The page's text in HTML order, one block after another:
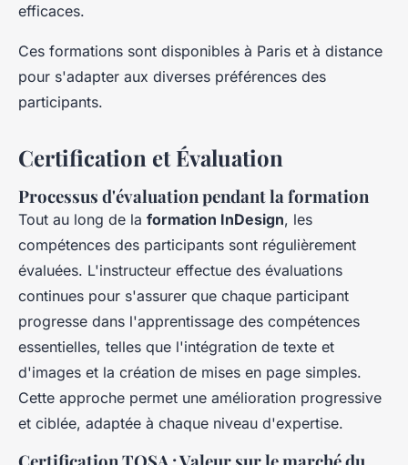
efficaces.
Ces formations sont disponibles à Paris et à distance
pour s'adapter aux diverses préférences des
participants.
Certification et Évaluation
Processus d'évaluation pendant la formation
Tout au long de la formation InDesign, les
compétences des participants sont régulièrement
évaluées. L'instructeur effectue des évaluations
continues pour s'assurer que chaque participant
progresse dans l'apprentissage des compétences
essentielles, telles que l'intégration de texte et
d'images et la création de mises en page simples.
Cette approche permet une amélioration progressive
et ciblée, adaptée à chaque niveau d'expertise.